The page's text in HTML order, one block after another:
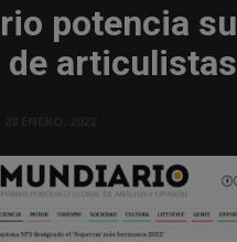
potencia su
de articulistas